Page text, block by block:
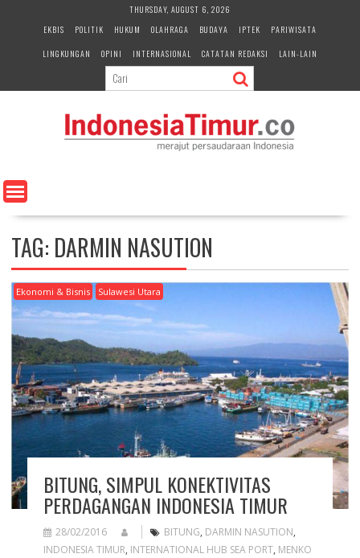
e
n
THURSDAY, AUGUST 6, 2026
EKBIS
POLITIK HUKUM OLAHRAGA BUDAYA IPTEK
PARIWISATA
LINGKUNGAN
OPINI INTERNASIONAL CATATAN REDAKSI LAIN-LAIN
TAG: DARMIN NASUTION
Ekonomi & Bisnis Sulawesi Utara
BITUNG, SIMPUL KONEKTIVITAS
PERDAGANGAN INDONESIA TIMUR
28/02/2016 BITUNG, DARMIN NASUTION,
INDONESIA TIMUR, INTERNATIONAL HUB SEA PORT, MENKO